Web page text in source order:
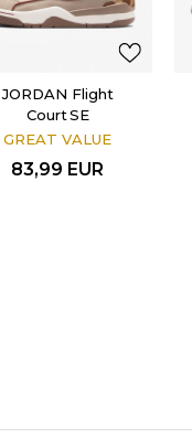
JORDAN Flight
Court SE
GREAT VALUE
83,99 EUR